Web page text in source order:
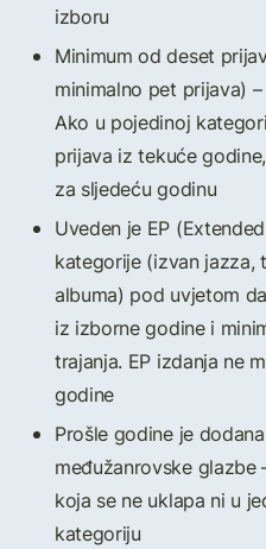
izboru
Minimum od deset
minimalno pet prijava)
Ako u pojedinoj
prijava iz tekuće
za sljedeću godinu
Uveden je EP
kategorije (izvan jazza,
albuma) pod uvjetom
iz izborne godine i
trajanja. EP izdanja ne
godine
Prošle godine je
međužanrovske glazbe
koja se ne uklapa ni u
kategoriju